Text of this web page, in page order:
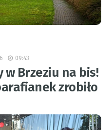
09:43
Brzeziu na bis!
zrobiło